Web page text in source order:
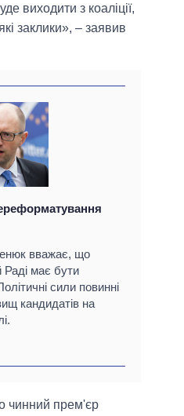
виходити з коаліції,
заклики», – заявив
вважає, що
Раді має бути
сили повинні
кандидатів на
чинний прем'єр